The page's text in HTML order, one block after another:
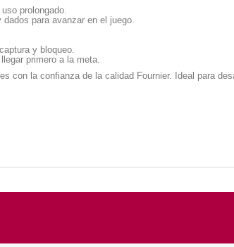
prolongado.
para avanzar en el juego.
y bloqueo.
primero a la meta.
con la confianza de la calidad Fournier. Ideal para